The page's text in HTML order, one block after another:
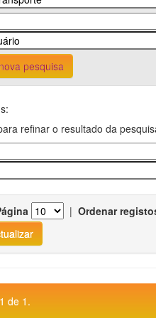
pesquisa
refinar o resultado da
| Ordenar
de 1.